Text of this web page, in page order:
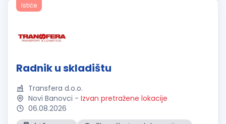
Ističe
Radnik u skladištu
Transfera d.o.o.
Novi Banovci - Izvan pretražene lokacije
06.08.2026